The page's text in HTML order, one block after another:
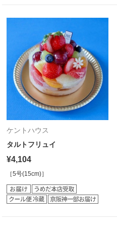
ケントハウス
タルトフリュイ
¥4,104
［5号(15cm)］